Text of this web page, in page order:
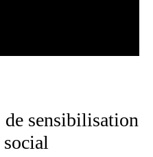
sensibilisation
social